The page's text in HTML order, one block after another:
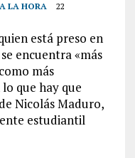
LA HORA
22
está preso en
encuentra «más
más
que hay que
Nicolás Maduro,
estudiantil